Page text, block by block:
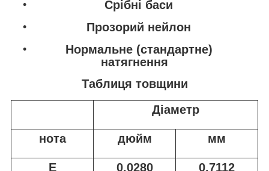
Срібні баси
Прозорий нейлон
Нормальне (стандартне)
натягнення
Таблиця товщини
Діаметр
нота дюйм мм
E 0.0280 0.7112